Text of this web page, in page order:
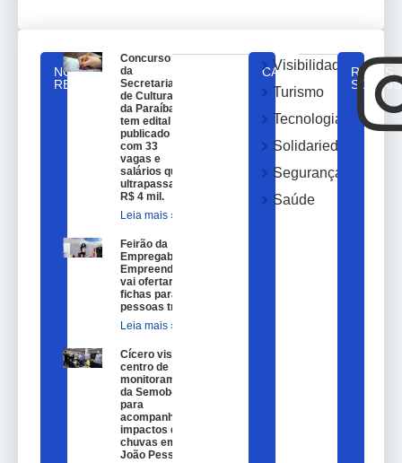
NOTICIAS
RELACIONADAS
Concurso
da
Secretaria
de Cultura
da Paraíba
tem edital
publicado
com 33
vagas e
salários que
ultrapassam
R$ 4 mil.
Leia mais »
Feirão da
Empregabilidade e
Empreendedorismo
vai ofertar 100
fichas para
pessoas trans.
Leia mais »
Cícero visita
centro de
monitoramento
da Semob-JP
para
acompanhar
impactos das
chuvas em
João Pessoa.
CATEGORIAS
Visibilidade
Turismo
Tecnologia
Solidariedade
Segurança
Saúde
REDES
SOCIAIS